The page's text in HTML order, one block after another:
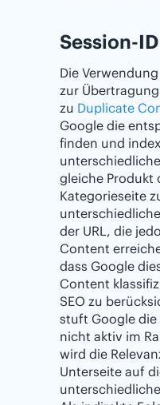
Session-
Die
zur
zu Duplicate
Google die
finden und
gleiche Produkt
Kategorieseite
der URL, die
Content
dass Google
Content
SEO zu
stuft Google die
nicht aktiv im
wird die
Unterseite auf